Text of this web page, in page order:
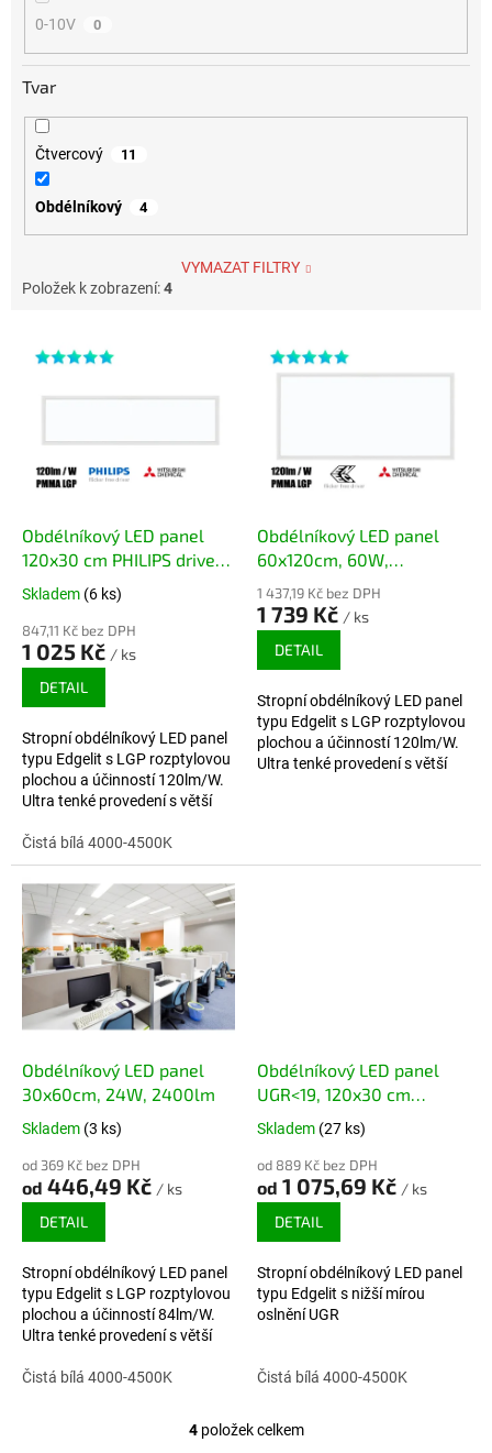
0-10V 0
Tvar
Čtvercový 11
Obdélníkový 4
VYMAZAT FILTRY
Položek k zobrazení:4
Výpis produktů
Obdélníkový LED panel
120x30 cm PHILIPS driver,
36W, 120lm/W, 4320lm
Skladem (6 ks)
847,11 Kč bez DPH
1 025 Kč / ks
DETAIL
Stropní obdélníkový LED panel
typu Edgelit s LGP rozptylovou
plochou a účinností 120lm/W.
Ultra tenké provedení s větší
zežloutnutí. Záruka 5 let.
Čistá bílá 4000-4500K
Obdélníkový LED panel
60x120cm, 60W,
120lm/W, 7200lm
1 437,19 Kč bez DPH
1 739 Kč / ks
DETAIL
Stropní obdélníkový LED panel
typu Edgelit s LGP rozptylovou
plochou a účinností 120lm/W.
Ultra tenké provedení s větší
Obdélníkový LED panel
30x60cm, 24W, 2400lm
Skladem (3 ks)
od 369 Kč bez DPH
od 446,49 Kč / ks
DETAIL
Stropní obdélníkový LED panel
typu Edgelit s LGP rozptylovou
plochou a účinností 84lm/W.
Ultra tenké provedení s větší
zežloutnutí. Záruka 5 let.
Čistá bílá 4000-4500K
Obdélníkový LED panel
UGR<19, 120x30 cm
PHILIPS driver, 36W,
120lm/W, 4320lm
Skladem (27 ks)
od 889 Kč bez DPH
od 1 075,69 Kč / ks
DETAIL
Stropní obdélníkový LED panel
typu Edgelit s nižší mírou
oslnění UGR
Čistá bílá 4000-4500K
Ovládací prvky výpisu
4položek celkem